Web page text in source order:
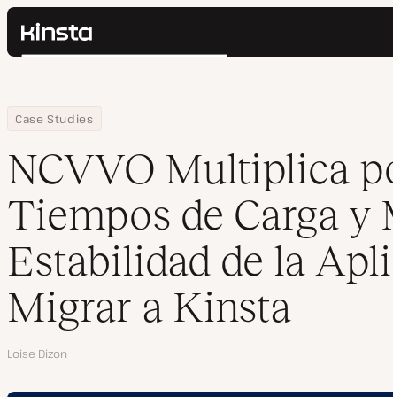
Kinsta®
Precios
Contacto
Buscar
Home
Empresa
Case Studies
NCVVO Multiplica por 10 los Tiempos de Carga y Mejora la
NCVVO Multiplica
Tiempos de Carga y
Estabilidad de la
Migrar a Kinsta
Autor
Loise Dizon